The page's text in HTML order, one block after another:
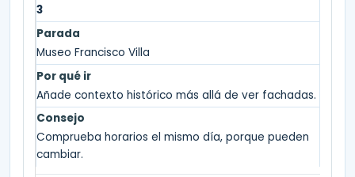
3
Museo Francisco Villa
Añade contexto histórico más allá de ver fachadas.
Comprueba horarios el mismo día, porque pueden
cambiar.